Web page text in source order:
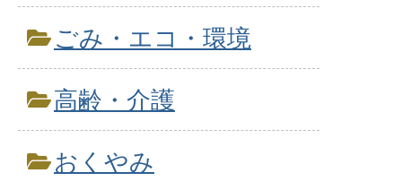
ごみ・エコ・環境
高齢・介護
おくやみ